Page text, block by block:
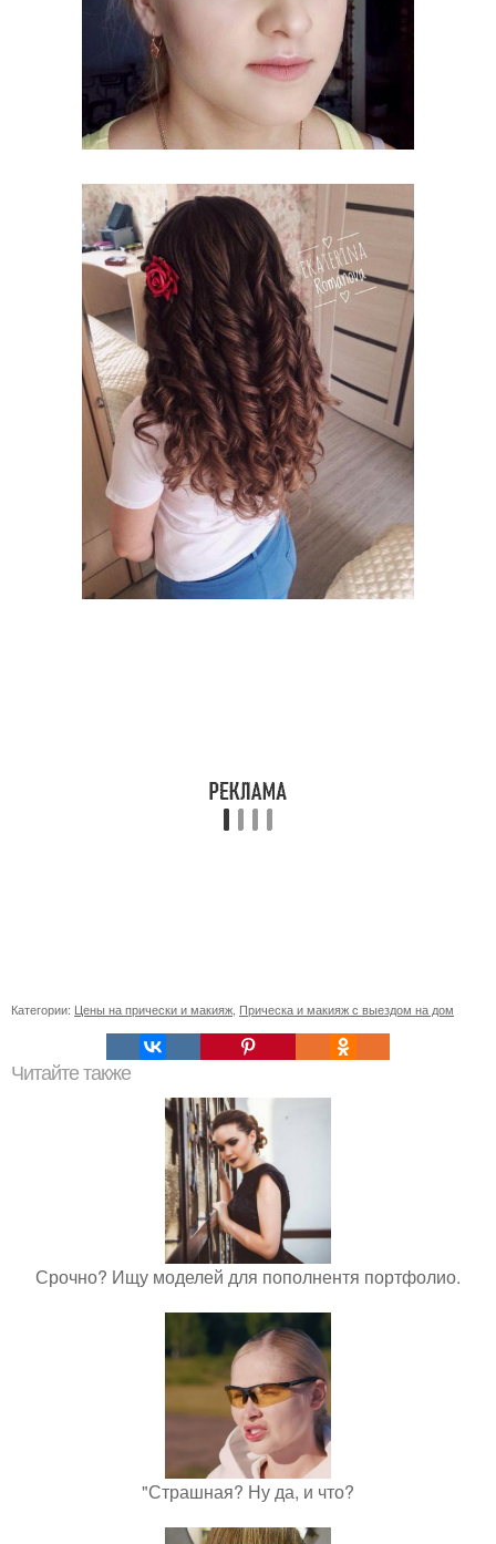
Категории: Цены на прически и макияж Прическа и макияж с выездом на дом
Читайте также
Срочно? Ищу моделей для пополнентя портфолио.
"Страшная? Ну да, и что?